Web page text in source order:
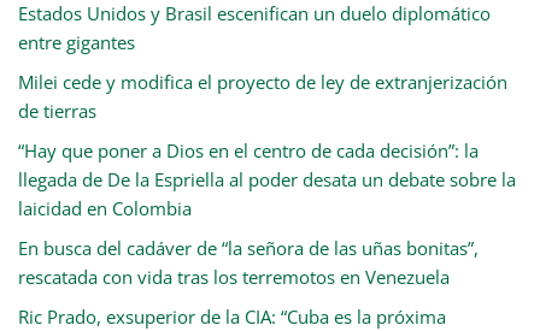
Estados Unidos y Brasil escenifican un duelo diplomático
entre gigantes
Milei cede y modifica el proyecto de ley de extranjerización
de tierras
“Hay que poner a Dios en el centro de cada decisión”: la
llegada de De la Espriella al poder desata un debate sobre la
laicidad en Colombia
En busca del cadáver de “la señora de las uñas bonitas”,
rescatada con vida tras los terremotos en Venezuela
Ric Prado, exsuperior de la CIA: “Cuba es la próxima